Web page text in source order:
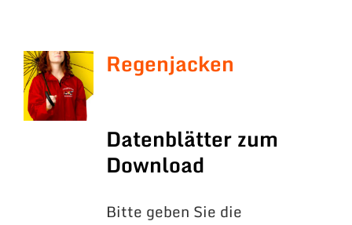
Regenjacken
Datenblätter zum
Download
Bitte geben Sie die